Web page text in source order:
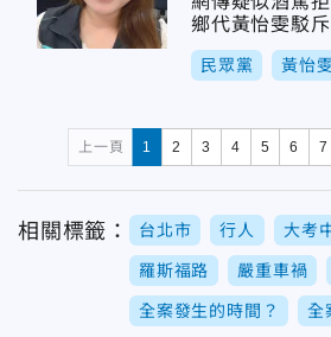
鄉代黃怡雯駁
民眾黨 黃怡雯
上一頁 1 2 3 4 5 6 7
相關標籤： 台北市 行人 大考
羅斯福路 嚴重車禍
全案發生的時間？ 全